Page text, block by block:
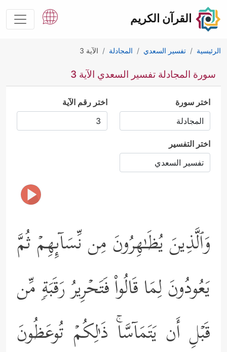
القرآن الكريم
الرئيسية تفسير السعدي المجادلة الآية 3
سورة المجادلة تفسير السعدي الآية 3
اختر سورة اختر رقم الآية
اختر التفسير
وَٱلَّذِینَ یُظَـٰهِرُونَ مِن نِّسَاۤىِٕهِمۡ ثُمَّ
یَعُودُونَ لِمَا قَالُواْ فَتَحۡرِیرُ رَقَبَةࣲ مِّن
قَبۡلِ أَن یَتَمَاۤسَّاۚ ذَ ٰ⁠لِكُمۡ تُوعَظُونَ